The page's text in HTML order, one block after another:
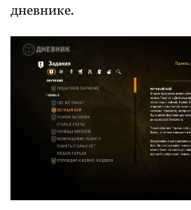
дневнике.